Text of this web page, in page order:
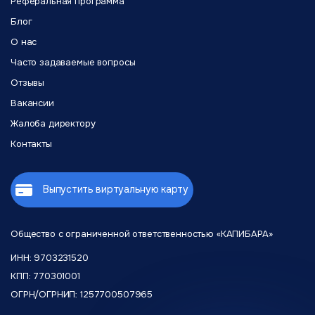
оплата крупной корпоративной лицензии – обратитесь в
поддержку для увеличения лимита.
Общество с ограниченной ответственностью «КАПИБАРА»
ИНН: 9703231520
КПП: 770301001
ОГРН/ОГРНИП: 1257700507965
Блог
О нас
Часто задаваемые вопросы
Отзывы
Вакансии
Жалоба директору
Контакты
Выпустить виртуальную карту